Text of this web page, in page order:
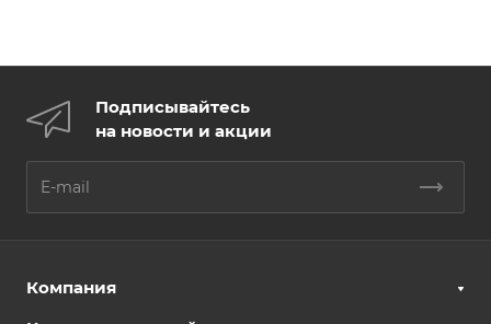
Подписывайтесь
на новости и акции
Компания